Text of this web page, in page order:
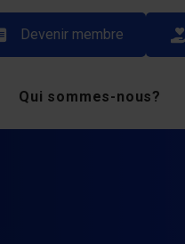
Devenir membre
Qui sommes-nous?